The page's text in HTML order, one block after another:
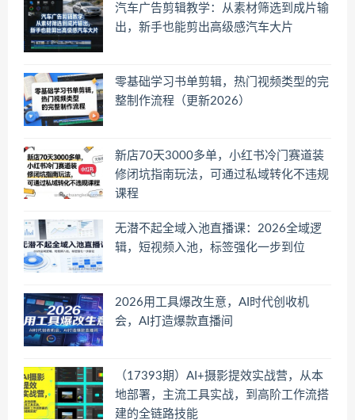
汽车广告剪辑教学：从素材筛选到成片输
出，新手也能剪出高级感汽车大片
零基础学习书单剪辑，热门视频类型的完
整制作流程（更新2026）
新店70天3000多单，小红书冷门赛道装
修闭坑指南玩法，可通过私域转化不违规
课程
无潜不起全域入池直播课：2026全域逻
辑，短视频入池，标签强化一步到位
2026用工具爆改生意，AI时代创收机
会，AI打造爆款直播间
（17393期）AI+摄影提效实战营，从本
地部署，主流工具实战，到高阶工作流搭
建的全链路技能